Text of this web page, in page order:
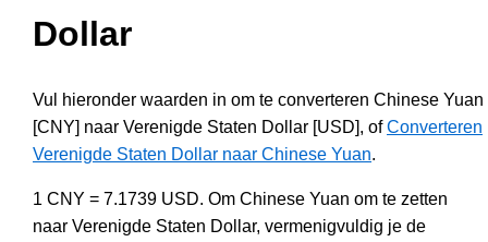
Dollar
Vul hieronder waarden in om te converteren Chinese Yuan
[CNY] naar Verenigde Staten Dollar [USD], ofConverteren
Verenigde Staten Dollar naar Chinese Yuan.
1 CNY = 7.1739 USD. Om Chinese Yuan om te zetten
naar Verenigde Staten Dollar, vermenigvuldig je de